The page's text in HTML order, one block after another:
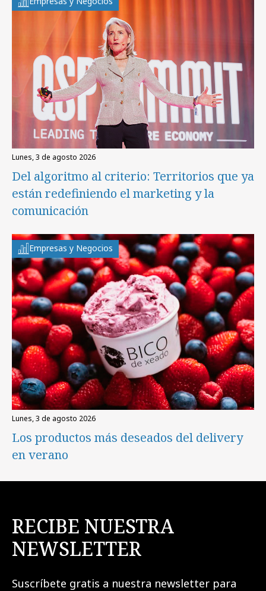
lunes, 3 de agosto 2026
Del algoritmo al criterio: Territorios que ya
están redefiniendo el marketing y la
comunicación
Empresas y Negocios
lunes, 3 de agosto 2026
Los productos más deseados del delivery
en verano
RECIBE NUESTRA
NEWSLETTER
Suscríbete gratis a nuestra newsletter para